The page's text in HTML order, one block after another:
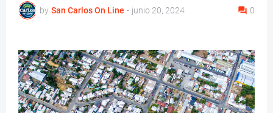
by San Carlos On Line - junio 20, 2024 0